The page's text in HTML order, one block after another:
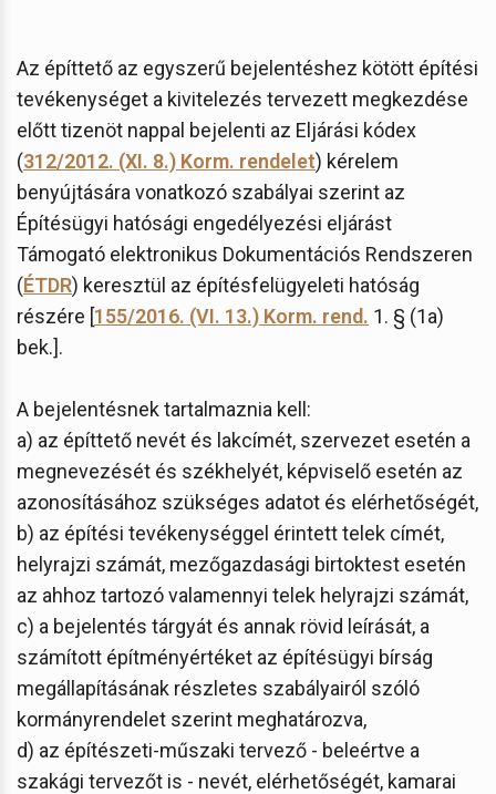
Az építtető az egyszerű bejelentéshez kötött építési
tevékenységet a kivitelezés tervezett megkezdése
előtt tizenöt nappal bejelenti az Eljárási kódex
(312/2012. (XI. 8.) Korm. rendelet) kérelem
benyújtására vonatkozó szabályai szerint az
Építésügyi hatósági engedélyezési eljárást
Támogató elektronikus Dokumentációs Rendszeren
(ÉTDR) keresztül az építésfelügyeleti hatóság
részére [155/2016. (VI. 13.) Korm. rend. 1. § (1a)
bek.].
A bejelentésnek tartalmaznia kell:
a) az építtető nevét és lakcímét, szervezet esetén a
megnevezését és székhelyét, képviselő esetén az
azonosításához szükséges adatot és elérhetőségét,
b) az építési tevékenységgel érintett telek címét,
helyrajzi számát, mezőgazdasági birtoktest esetén
az ahhoz tartozó valamennyi telek helyrajzi számát,
c) a bejelentés tárgyát és annak rövid leírását, a
számított építményértéket az építésügyi bírság
megállapításának részletes szabályairól szóló
kormányrendelet szerint meghatározva,
d) az építészeti-műszaki tervező - beleértve a
szakági tervezőt is - nevét, elérhetőségét, kamarai